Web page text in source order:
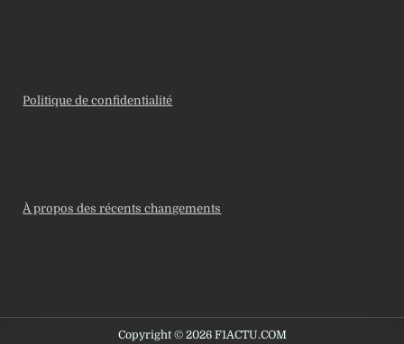
Politique de confidentialité
À propos des récents changements
Copyright © 2026 F1ACTU.COM